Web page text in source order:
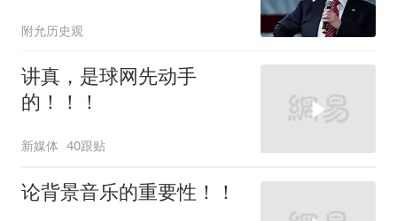
附允历史观
讲真，是球网先动手
的！！！
新媒体 40跟贴
论背景音乐的重要性！！